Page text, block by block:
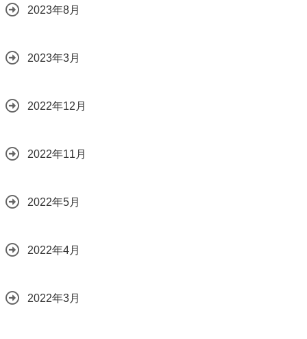
2023年8月
2023年3月
2022年12月
2022年11月
2022年5月
2022年4月
2022年3月